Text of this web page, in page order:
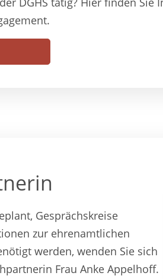
Gesprächskreise
zur ehrenamtlichen
werden, wenden Sie sich
Frau Anke Appelhoff.